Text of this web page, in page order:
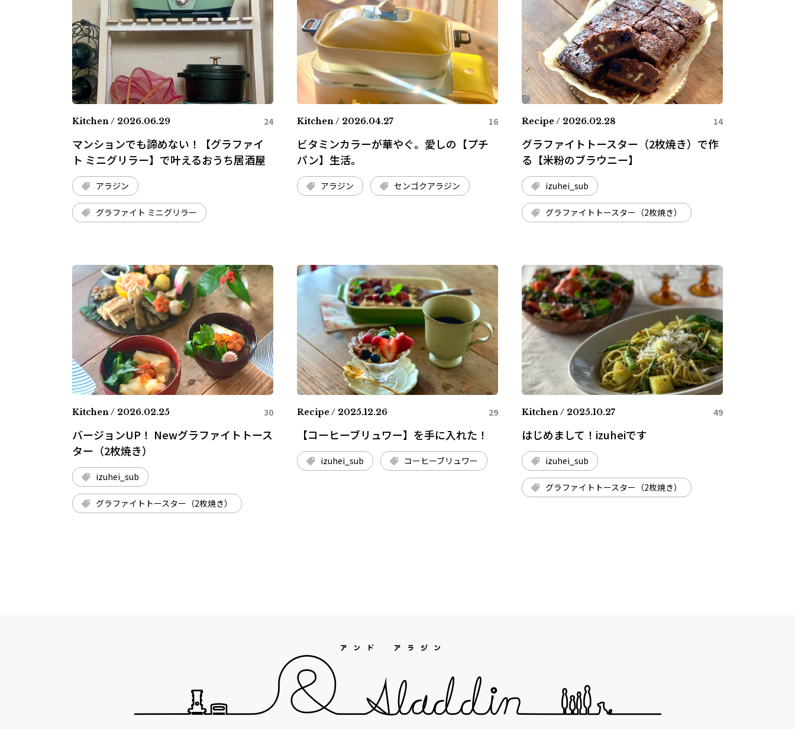
Kitchen / 2026.06.29 24
マンションでも諦めない！【グラファイ
ト ミニグリラー】で叶えるおうち居酒屋
アラジン
グラファイト ミニグリラー
Kitchen / 2026.04.27 16
ビタミンカラーが華やぐ。愛しの【プチ
パン】生活。
アラジン センゴクアラジン
Recipe / 2026.02.28 14
グラファイトトースター（2枚焼き）で作
る【米粉のブラウニー】
izuhei_sub
グラファイトトースター（2枚焼き）
Kitchen / 2026.02.25 30
バージョンUP！ Newグラファイトトース
ター（2枚焼き）
izuhei_sub
グラファイトトースター（2枚焼き）
Recipe / 2025.12.26 29
【コーヒーブリュワー】を手に入れた！
izuhei_sub コーヒーブリュワー
Kitchen / 2025.10.27 49
はじめまして！izuheiです
izuhei_sub
グラファイトトースター（2枚焼き）